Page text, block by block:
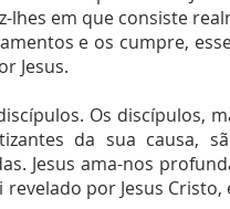
em que consiste
e os cumpre,
Jesus.
Os discípulos,
da sua causa,
Jesus ama-nos
por Jesus